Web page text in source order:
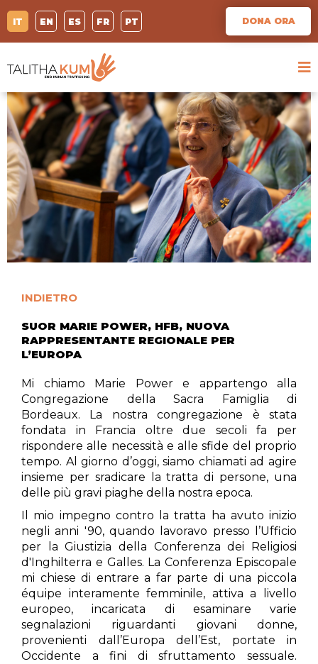
IT EN ES FR PT DONA ORA
INDIETRO
SUOR MARIE POWER, HFB, NUOVA
RAPPRESENTANTE REGIONALE PER
L’EUROPA
Mi chiamo Marie Power e appartengo alla
Congregazione della Sacra Famiglia di
Bordeaux. La nostra congregazione è stata
fondata in Francia oltre due secoli fa per
rispondere alle necessità e alle sfide del proprio
tempo. Al giorno d’oggi, siamo chiamati ad agire
insieme per sradicare la tratta di persone, una
delle più gravi piaghe della nostra epoca.
Il mio impegno contro la tratta ha avuto inizio
negli anni '90, quando lavoravo presso l’Ufficio
per la Giustizia della Conferenza dei Religiosi
d'Inghilterra e Galles. La Conferenza Episcopale
mi chiese di entrare a far parte di una piccola
équipe interamente femminile, attiva a livello
europeo, incaricata di esaminare varie
segnalazioni riguardanti giovani donne,
provenienti dall’Europa dell’Est, portate in
Occidente a fini di sfruttamento sessuale.